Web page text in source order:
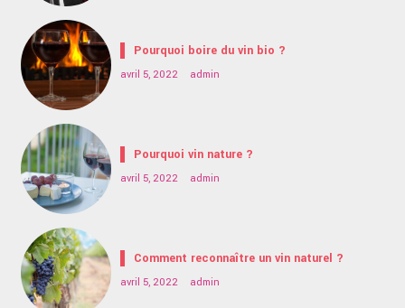
Pourquoi boire du vin bio ?
avril 5, 2022 admin
Pourquoi vin nature ?
avril 5, 2022 admin
Comment reconnaître un vin naturel ?
avril 5, 2022 admin